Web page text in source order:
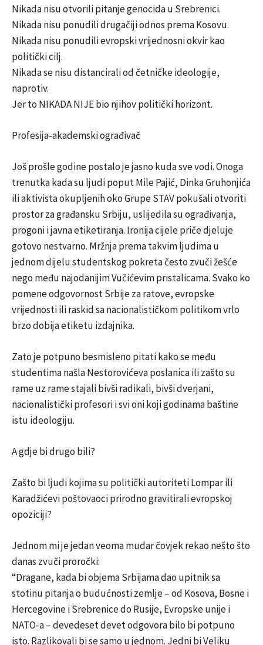
Nikada nisu otvorili pitanje genocida u Srebrenici.
Nikada nisu ponudili drugačiji odnos prema Kosovu.
Nikada nisu ponudili evropski vrijednosni okvir kao
politički cilj.
Nikada se nisu distancirali od četničke ideologije,
naprotiv.
Jer to NIKADA NIJE bio njihov politički horizont.
Profesija-akademski ograđivač
Još prošle godine postalo je jasno kuda sve vodi. Onoga
trenutka kada su ljudi poput Mile Pajić, Dinka Gruhonjića
ili aktivista okupljenih oko Grupe STAV pokušali otvoriti
prostor za građansku Srbiju, uslijedila su ograđivanja,
progoni i javna etiketiranja. Ironija cijele priče djeluje
gotovo nestvarno. Mržnja prema takvim ljudima u
jednom dijelu studentskog pokreta često zvuči žešće
nego među najodanijim Vučićevim pristalicama. Svako ko
pomene odgovornost Srbije za ratove, evropske
vrijednosti ili raskid sa nacionalističkom politikom vrlo
brzo dobija etiketu izdajnika.
Zato je potpuno besmisleno pitati kako se među
studentima našla Nestorovićeva poslanica ili zašto su
rame uz rame stajali bivši radikali, bivši dverjani,
nacionalistički profesori i svi oni koji godinama baštine
istu ideologiju.
A gdje bi drugo bili?
Zašto bi ljudi kojima su politički autoriteti Lompar ili
Karadžićevi poštovaoci prirodno gravitirali evropskoj
opoziciji?
Jednom mi je jedan veoma mudar čovjek rekao nešto što
danas zvuči proročki:
“Dragane, kada bi objema Srbijama dao upitnik sa
stotinu pitanja o budućnosti zemlje – od Kosova, Bosne i
Hercegovine i Srebrenice do Rusije, Evropske unije i
NATO-a – devedeset devet odgovora bilo bi potpuno
isto. Razlikovali bi se samo u jednom. Jedni bi Veliku